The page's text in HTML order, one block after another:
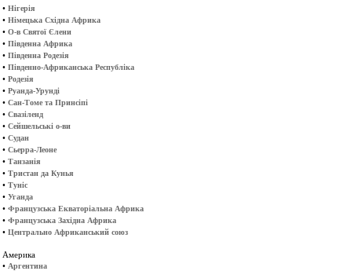
• Нігерія
• Німецька Східна Африка
• О-в Святої Єлени
• Південна Африка
• Південна Родезія
• Південно-Африканська Республіка
• Родезія
• Руанда-Урунді
• Сан-Томе та Принсіпі
• Свазіленд
• Сейшельські о-ви
• Судан
• Сьерра-Леоне
• Танзанія
• Тристан да Кунья
• Туніс
• Уганда
• Французська Екваторіальна Африка
• Французська Західна Африка
• Центрально Африканський союз
Америка
• Аргентина